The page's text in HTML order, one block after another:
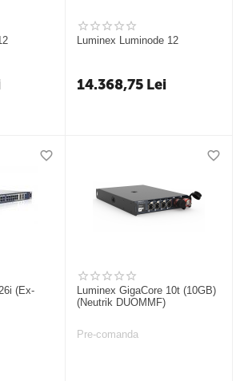
Luminex Luminode 12
14.368,75 Lei
(Ex-
Luminex GigaCore 10t (10GB)
(Neutrik DUOMMF)
Pre-comanda